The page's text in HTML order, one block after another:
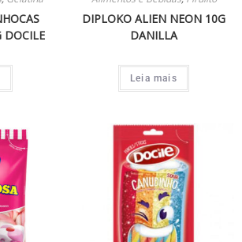
DOCILE
DIPLOKO ALIEN NEON 10G
DANILLA
Leia mais